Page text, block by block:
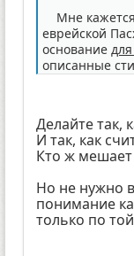
Мне кажется
еврейской
основание
описанные
Делайте так,
И так, как
Кто ж
Но не нужно
понимание
только по